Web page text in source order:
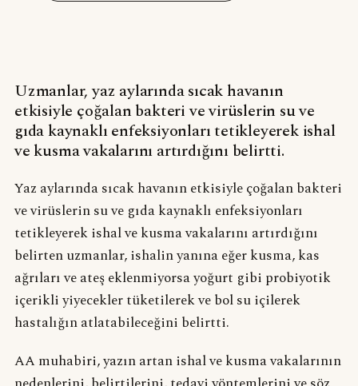
Uzmanlar, yaz aylarında sıcak havanın
etkisiyle çoğalan bakteri ve virüslerin su ve
gıda kaynaklı enfeksiyonları tetikleyerek ishal
ve kusma vakalarını artırdığını belirtti.
Yaz aylarında sıcak havanın etkisiyle çoğalan bakteri
ve virüslerin su ve gıda kaynaklı enfeksiyonları
tetikleyerek ishal ve kusma vakalarını artırdığını
belirten uzmanlar, ishalin yanına eğer kusma, kas
ağrıları ve ateş eklenmiyorsa yoğurt gibi probiyotik
içerikli yiyecekler tüketilerek ve bol su içilerek
hastalığın atlatabileceğini belirtti.
AA muhabiri, yazın artan ishal ve kusma vakalarının